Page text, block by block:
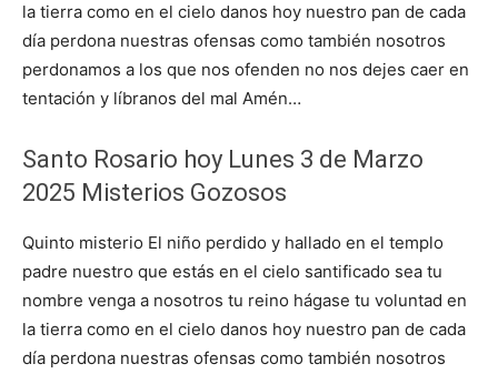
la tierra como en el cielo danos hoy nuestro pan de cada
día perdona nuestras ofensas como también nosotros
perdonamos a los que nos ofenden no nos dejes caer en
tentación y líbranos del mal Amén…
Santo Rosario hoy Lunes 3 de Marzo
2025 Misterios Gozosos
Quinto misterio El niño perdido y hallado en el templo
padre nuestro que estás en el cielo santificado sea tu
nombre venga a nosotros tu reino hágase tu voluntad en
la tierra como en el cielo danos hoy nuestro pan de cada
día perdona nuestras ofensas como también nosotros